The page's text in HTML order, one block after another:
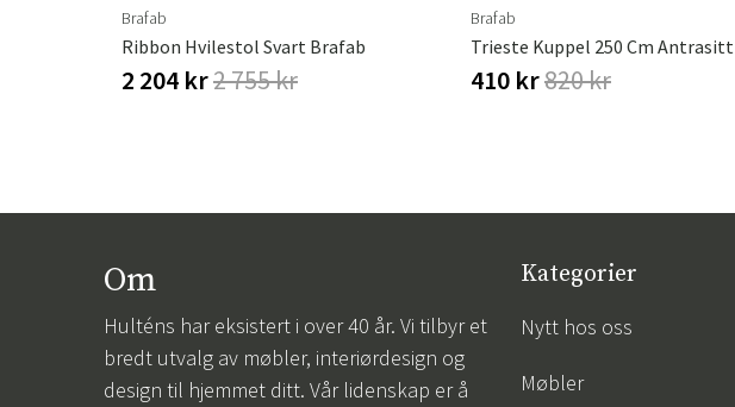
Brafab
Ribbon Hvilestol Svart Brafab
2 204 kr2 755 kr
Brafab
Trieste Kuppel 250 Cm Antrasitt
410 kr820 kr
Om
Hulténs har eksistert i over 40 år. Vi tilbyr et
bredt utvalg av møbler, interiørdesign og
design til hjemmet ditt. Vår lidenskap er å
Kategorier
Nytt hos oss
Møbler